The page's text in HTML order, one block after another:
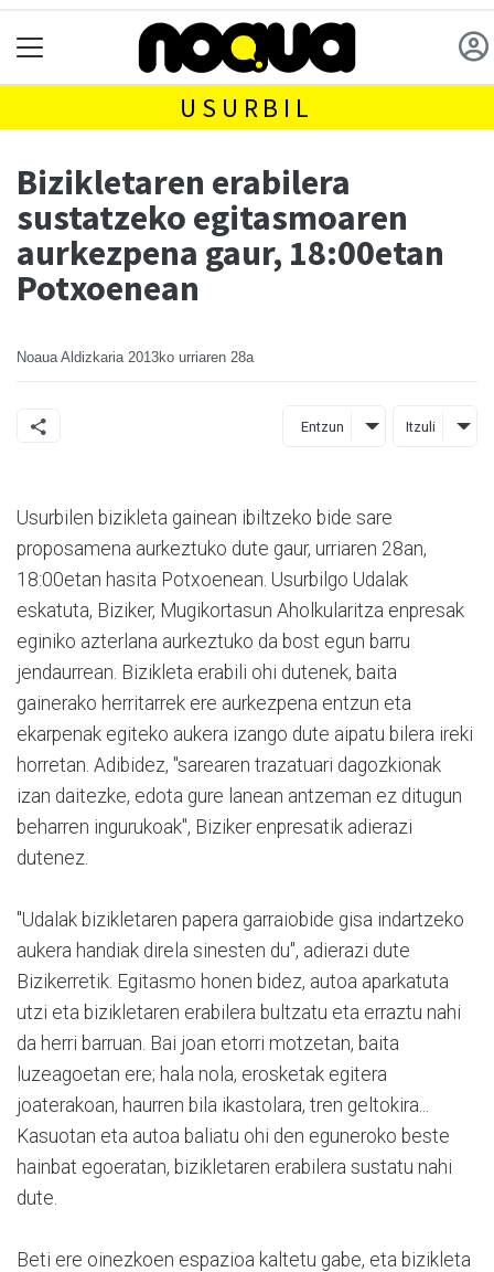
USURBIL
Bizikletaren erabilera
sustatzeko egitasmoaren
aurkezpena gaur, 18:00etan
Potxoenean
Noaua Aldizkaria 2013ko urriaren 28a
Entzun Itzuli
Usurbilen bizikleta gainean ibiltzeko bide sare
proposamena aurkeztuko dute gaur, urriaren 28an,
18:00etan hasita Potxoenean. Usurbilgo Udalak
eskatuta, Biziker, Mugikortasun Aholkularitza enpresak
eginiko azterlana aurkeztuko da bost egun barru
jendaurrean. Bizikleta erabili ohi dutenek, baita
gainerako herritarrek ere aurkezpena entzun eta
ekarpenak egiteko aukera izango dute aipatu bilera ireki
horretan. Adibidez, "sarearen trazatuari dagozkionak
izan daitezke, edota gure lanean antzeman ez ditugun
beharren ingurukoak", Biziker enpresatik adierazi
dutenez.
"Udalak bizikletaren papera garraiobide gisa indartzeko
aukera handiak direla sinesten du", adierazi dute
Bizikerretik. Egitasmo honen bidez, autoa aparkatuta
utzi eta bizikletaren erabilera bultzatu eta erraztu nahi
da herri barruan. Bai joan etorri motzetan, baita
luzeagoetan ere; hala nola, erosketak egitera
joaterakoan, haurren bila ikastolara, tren geltokira...
Kasuotan eta autoa baliatu ohi den eguneroko beste
hainbat egoeratan, bizikletaren erabilera sustatu nahi
dute.
Beti ere oinezkoen espazioa kaltetu gabe, eta bizikleta